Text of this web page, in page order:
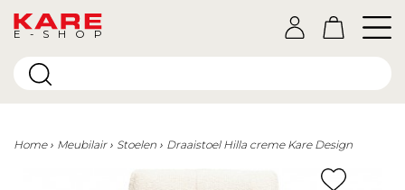
E-SHOP
Home Meubilair Stoelen Draaistoel Hilla creme Kare Design